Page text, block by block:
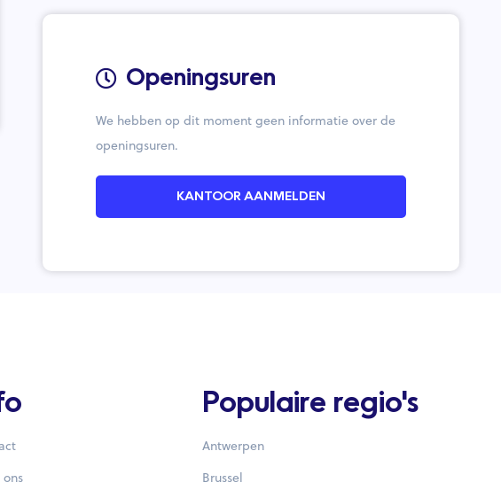
Openingsuren
We hebben op dit moment geen informatie over de
openingsuren.
KANTOOR AANMELDEN
Populaire regio's
Antwerpen
Brussel